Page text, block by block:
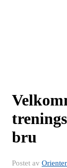
bru
Postet av